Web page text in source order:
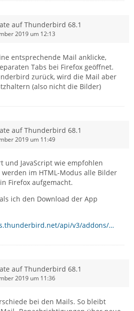
auf Thunderbird 68.1
2019 um 12:13
entsprechende Mail anklicke,
Tabs bei Firefox geöffnet.
zurück, wird die Mail aber
(also nicht die Bilder)
auf Thunderbird 68.1
2019 um 11:49
und JavaScript wie empfohlen
im HTML-Modus alle Bilder
Firefox aufgemacht.
ich den Download der App
api/v3/addons/…
auf Thunderbird 68.1
2019 um 11:36
bei den Mails. So bleibt